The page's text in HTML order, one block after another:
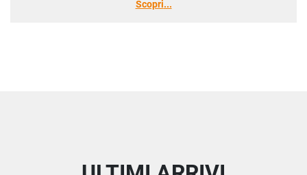
Scopri